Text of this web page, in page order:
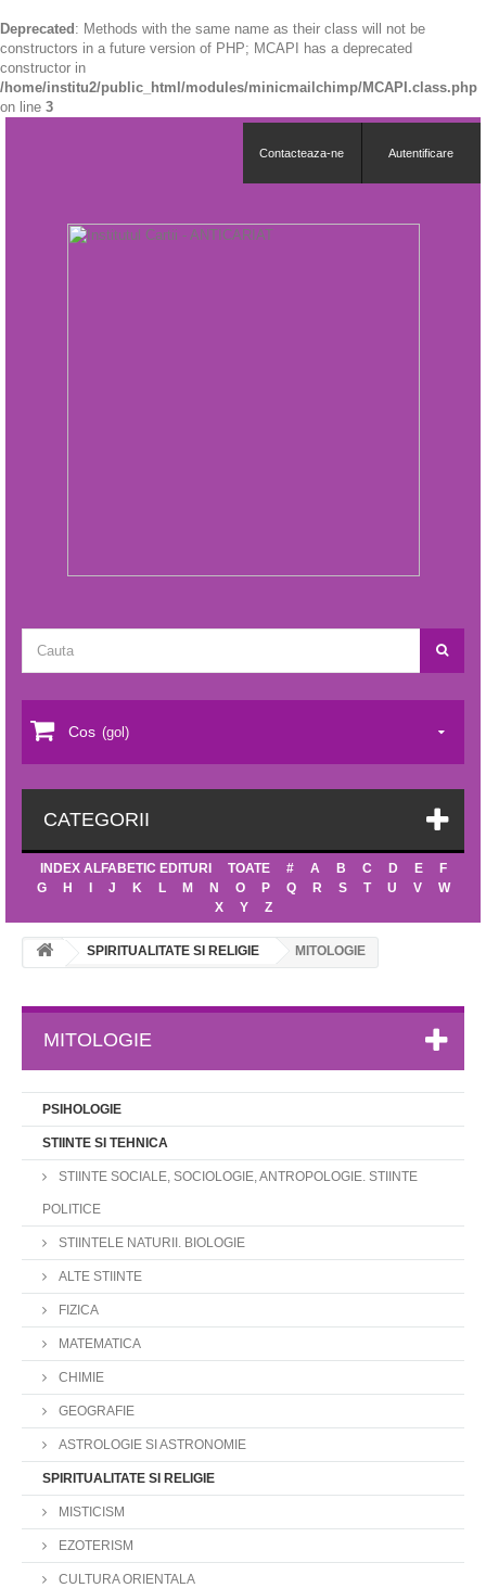
Deprecated : Methods with the same name as their class will not be
constructors in a future version of PHP; MCAPI has a deprecated
constructor in
/home/institu2/public_html/modules/minicmailchimp/MCAPI.class.php
on line 3
Autentificare
Contacteaza-ne
Cos (gol)
CATEGORII
INDEX ALFABETIC EDITURI TOATE # A B C D E
F
G
H J K L M N O P Q R S T U V
W
X
Y Z
SPIRITUALITATE SI RELIGIE MITOLOGIE
MITOLOGIE
PSIHOLOGIE
STIINTE SI TEHNICA
STIINTE SOCIALE, SOCIOLOGIE, ANTROPOLOGIE. STIINTE
POLITICE
STIINTELE NATURII. BIOLOGIE
ALTE STIINTE
FIZICA
MATEMATICA
CHIMIE
GEOGRAFIE
ASTROLOGIE SI ASTRONOMIE
SPIRITUALITATE SI RELIGIE
MISTICISM
EZOTERISM
CULTURA ORIENTALA